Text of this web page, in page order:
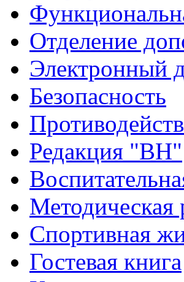
Отделение
Электронный
Безопасность
Редакция "ВН"
Методическая
Спортивная
Гостевая книга